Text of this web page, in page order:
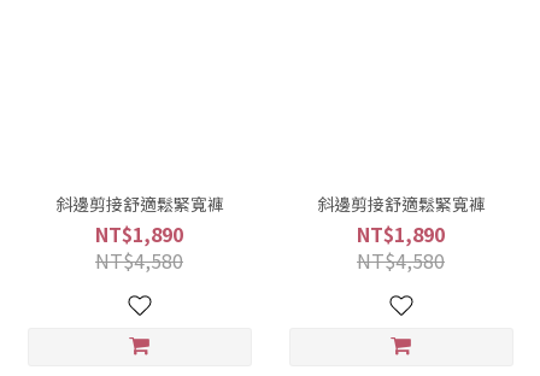
斜邊剪接舒適鬆緊寬褲
NT$1,890
NT$4,580
斜邊剪接舒適鬆緊寬褲
NT$1,890
NT$4,580